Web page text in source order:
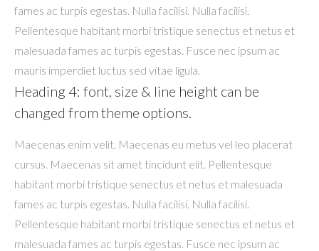
fames ac turpis egestas. Nulla facilisi. Nulla facilisi.
Pellentesque habitant morbi tristique senectus et netus et
malesuada fames ac turpis egestas. Fusce nec ipsum ac
mauris imperdiet luctus sed vitae ligula.
Heading 4: font, size & line height can be
changed from theme options.
Maecenas enim velit. Maecenas eu metus vel leo placerat
cursus. Maecenas sit amet tincidunt elit. Pellentesque
habitant morbi tristique senectus et netus et malesuada
fames ac turpis egestas. Nulla facilisi. Nulla facilisi.
Pellentesque habitant morbi tristique senectus et netus et
malesuada fames ac turpis egestas. Fusce nec ipsum ac